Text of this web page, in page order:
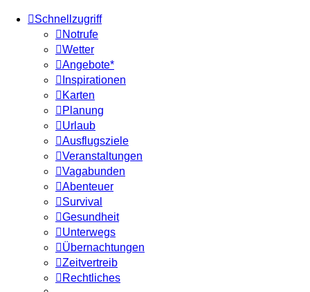
Schnellzugriff
Notrufe
Wetter
Angebote*
Inspirationen
Karten
Planung
Urlaub
Ausflugsziele
Veranstaltungen
Vagabunden
Abenteuer
Survival
Gesundheit
Unterwegs
Übernachtungen
Zeitvertreib
Rechtliches